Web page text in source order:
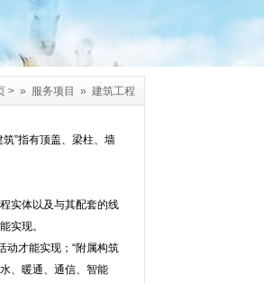
> » 服务项目 » 建筑工程
”指有顶盖、梁柱、墙
实体以及与其配套的线
实现。
动才能实现；“附属构筑
、暖通、通信、智能